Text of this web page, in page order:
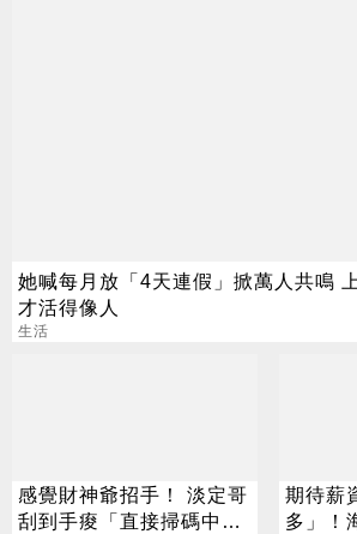
她喊每月放「4天連假」掀萬人共鳴
才活得像人
生活
感覺財神爺招手！ 淡定哥
刮到手痠「直接掃碼中
期待薪
多」！